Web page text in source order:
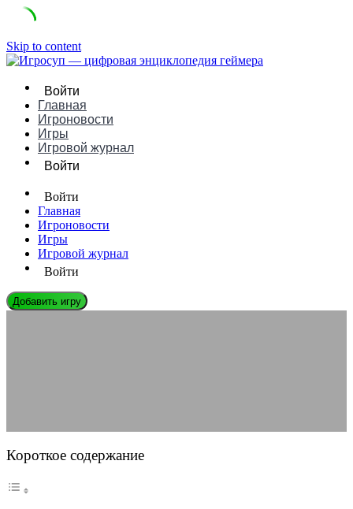
Skip to content
Войти
Главная
Игроновости
Игры
Игровой журнал
Войти
Войти
Главная
Игроновости
Игры
Игровой журнал
Войти
Добавить игру
Короткое содержание